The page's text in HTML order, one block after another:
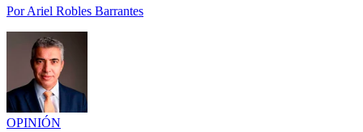
PorAriel Robles Barrantes
OPINIÓN